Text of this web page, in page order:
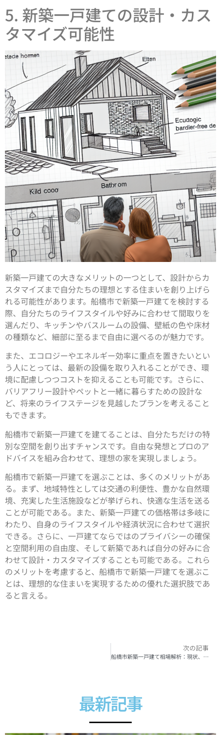
5. 新築一戸建ての設計・カス
タマイズ可能性
新築一戸建ての大きなメリットの一つとして、設計からカ
スタマイズまで自分たちの理想とする住まいを創り上げら
れる可能性があります。船橋市で新築一戸建てを検討する
際、自分たちのライフスタイルや好みに合わせて間取りを
選んだり、キッチンやバスルームの設備、壁紙の色や床材
の種類など、細部に至るまで自由に選べるのが魅力です。
また、エコロジーやエネルギー効率に重点を置きたいとい
う人にとっては、最新の設備を取り入れることができ、環
境に配慮しつつコストを抑えることも可能です。さらに、
バリアフリー設計やペットと一緒に暮らすための設計な
ど、将来のライフステージを見越したプランを考えること
もできます。
船橋市で新築一戸建てを建てることは、自分たちだけの特
別な空間を創り出すチャンスです。自由な発想とプロのア
ドバイスを組み合わせて、理想の家を実現しましょう。
船橋市で新築一戸建てを選ぶことは、多くのメリットがあ
る。まず、地域特性としては交通の利便性、豊かな自然環
境、充実した生活施設などが挙げられ、快適な生活を送る
ことが可能である。また、新築一戸建ての価格帯は多岐に
わたり、自身のライフスタイルや経済状況に合わせて選択
できる。さらに、一戸建てならではのプライバシーの確保
と空間利用の自由度、そして新築であれば自分の好みに合
わせて設計・カスタマイズすることも可能である。これら
のメリットを考慮すると、船橋市で新築一戸建てを選ぶこ
とは、理想的な住まいを実現するための優れた選択肢であ
ると言える。
次の記事
船橋市新築一戸建て相場解析：現状、平均価格、地域別相場、影響要因と価格動向
最新記事